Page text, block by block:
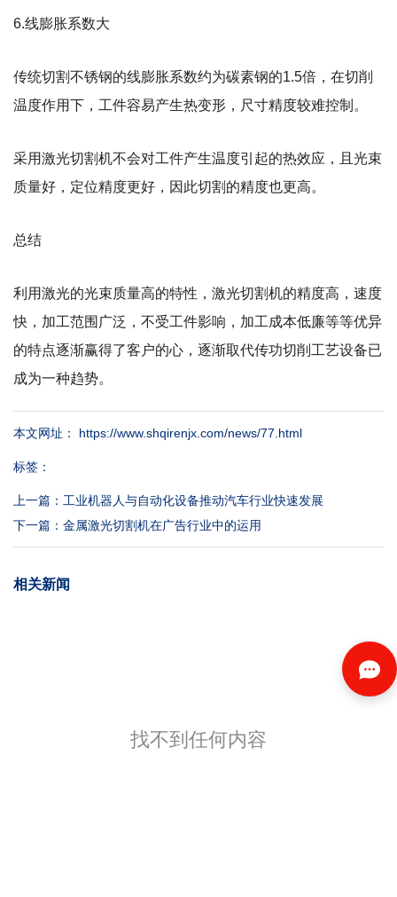
6.线膨胀系数大
传统切割不锈钢的线膨胀系数约为碳素钢的1.5倍，在切削
温度作用下，工件容易产生热变形，尺寸精度较难控制。
采用激光切割机不会对工件产生温度引起的热效应，且光束
质量好，定位精度更好，因此切割的精度也更高。
总结
利用激光的光束质量高的特性，激光切割机的精度高，速度
快，加工范围广泛，不受工件影响，加工成本低廉等等优异
的特点逐渐赢得了客户的心，逐渐取代传功切削工艺设备已
成为一种趋势。
本文网址： https://www.shqirenjx.com/news/77.html
标签：
上一篇： 工业机器人与自动化设备推动汽车行业快速发展
下一篇： 金属激光切割机在广告行业中的运用
相关新闻
找不到任何内容